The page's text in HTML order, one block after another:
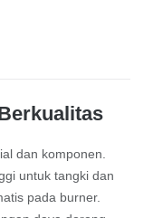
dan komponen.
untuk tangki dan
pada burner.